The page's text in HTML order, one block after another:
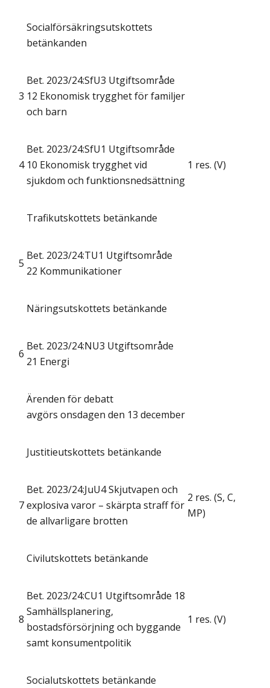
Socialförsäkringsutskottets
betänkanden
3
Bet. 2023/24:SfU3 Utgiftsområde
12 Ekonomisk trygghet för familjer
och barn
4
Bet. 2023/24:SfU1 Utgiftsområde
10 Ekonomisk trygghet vid
sjukdom och funktionsnedsättning
1 res. (V)
Trafikutskottets betänkande
5
Bet. 2023/24:TU1 Utgiftsområde
22 Kommunikationer
Näringsutskottets betänkande
6
Bet. 2023/24:NU3 Utgiftsområde
21 Energi
Ärenden för debatt
avgörs onsdagen den 13 december
Justitieutskottets betänkande
7
Bet. 2023/24:JuU4 Skjutvapen och
explosiva varor – skärpta straff för
de allvarligare brotten
2 res. (S, C,
MP)
Civilutskottets betänkande
8
Bet. 2023/24:CU1 Utgiftsområde 18
Samhällsplanering,
bostadsförsörjning och byggande
samt konsumentpolitik
1 res. (V)
Socialutskottets betänkande